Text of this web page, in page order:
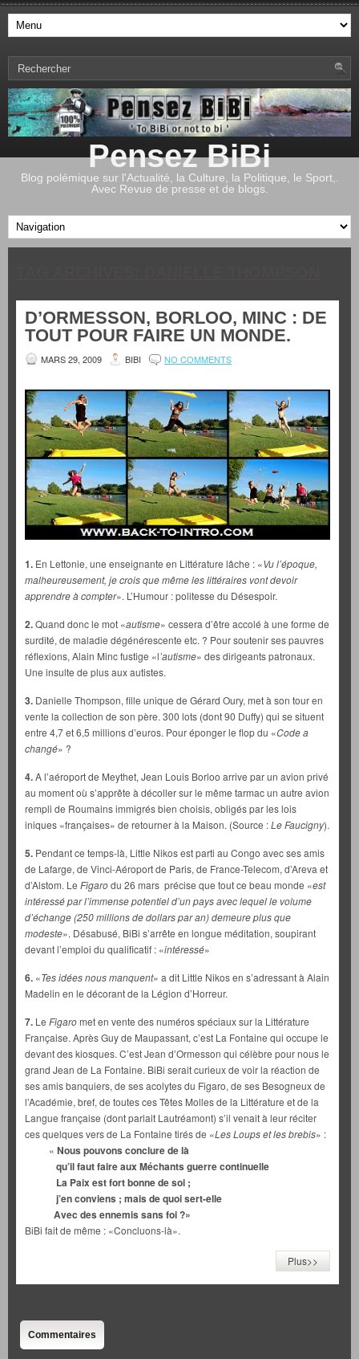
Pensez BiBi
Blog polémique sur l'Actualité, la Culture, la Politique, le Sport,.
Avec Revue de presse et de blogs.
D’ORMESSON, BORLOO, MINC : DE
TOUT POUR FAIRE UN MONDE.
MARS 29, 2009 BIBI NO COMMENTS
1. En Lettonie, une enseignante en Littérature lâche : «Vu l’époque,
malheureusement, je crois que même les littéraires vont devoir
apprendre à compter». L’Humour : politesse du Désespoir.
2.Quand donc le mot «autisme» cessera d’être accolé à une forme de
surdité, de maladie dégénérescente etc. ? Pour soutenir ses pauvres
réflexions, Alain Minc fustige «l’autisme» des dirigeants patronaux.
Une insulte de plus aux autistes.
3. Danielle Thompson, fille unique de Gérard Oury, met à son tour en
vente la collection de son père. 300 lots (dont 90 Duffy) qui se situent
entre 4,7 et 6,5 millions d’euros. Pour éponger le flop du «Code a
changé» ?
4.A l’aéroport de Meythet, Jean Louis Borloo arrive par un avion privé
au moment où s’apprête à décoller sur le même tarmac un autre avion
rempli de Roumains immigrés bien choisis, obligés par les lois
iniques «françaises» de retourner à la Maison. (Source :Le Faucigny).
5. Pendant ce temps-là, Little Nikos est parti au Congo avec ses amis
de Lafarge, de Vinci-Aéroport de Paris, de France-Telecom, d’Areva et
d’Alstom. Le Figarodu 26 mars précise que tout ce beau monde «est
intéressé par l’immense potentiel d’un pays avec lequel le volume
d’échange (250 millions de dollars par an) demeure plus que
modeste». Désabusé, BiBi s’arrête en longue méditation, soupirant
devant l’emploi du qualificatif : «intéressé»
6. «Tes idées nous manquent» a dit Little Nikos en s’adressant à Alain
Madelin en le décorant de la Légion d’Horreur.
7. Le Figaromet en vente des numéros spéciaux sur la Littérature
Française. Après Guy de Maupassant, c’est La Fontaine qui occupe le
devant des kiosques. C’est Jean d’Ormesson qui célèbre pour nous le
grand Jean de La Fontaine. BiBi serait curieux de voir la réaction de
ses amis banquiers, de ses acolytes du Figaro, de ses Besogneux de
l’Académie, bref, de toutes ces Têtes Molles de la Littérature et de la
Langue française (dont parlait Lautréamont) s’il venait à leur réciter
ces quelques vers de La Fontaine tirés de «Les Loups et les brebis» :
« Nous pouvons conclure de là
qu’il faut faire aux Méchants guerre continuelle
La Paix est fort bonne de soi ;
j’en conviens ; mais de quoi sert-elle
Avec des ennemis sans foi ?»
BiBi fait de même : «Concluons-là».
Plus>>
Commentaires